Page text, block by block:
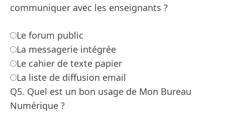
communiquer avec les enseignants ?
Le forum public
La messagerie intégrée
Le cahier de texte papier
La liste de diffusion email
Q5. Quel est un bon usage de Mon Bureau
Numérique ?